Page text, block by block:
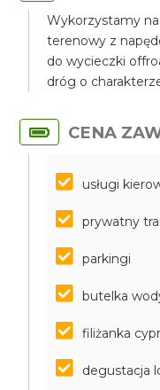
Wykorzystamy
terenowy z
do wycieczki
dróg o
CENA
usługi
prywatny
parkingi
butelka
filiżanka
degustacja